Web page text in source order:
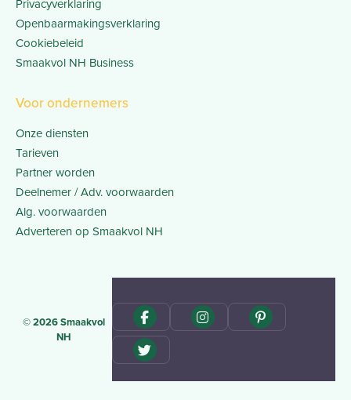
Privacyverklaring
Openbaarmakingsverklaring
Cookiebeleid
Smaakvol NH Business
Voor ondernemers
Onze diensten
Tarieven
Partner worden
Deelnemer / Adv. voorwaarden
Alg. voorwaarden
Adverteren op Smaakvol NH
© 2026 Smaakvol
NH